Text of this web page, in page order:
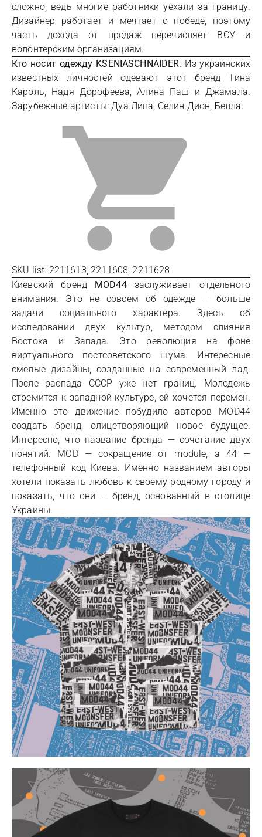
сложно, ведь многие работники уехали за границу.
Дизайнер работает и мечтает о победе, поэтому
часть дохода от продаж перечисляет ВСУ и
волонтерским организациям.
Кто носит одежду KSENIASCHNAIDER. Из украинских
известных личностей одевают этот бренд Тина
Кароль, Надя Дорофеева, Алина Паш и Джамала.
Зарубежные артисты: Дуа Липа, Селин Дион, Белла.
SKU list: 2211613, 2211608, 2211628
Киевский бренд MOD44 заслуживает отдельного
внимания. Это не совсем об одежде — больше
задачи социального характера. Здесь об
исследовании двух культур, методом слияния
Востока и Запада. Это революция на фоне
виртуального постсоветского шума. Интересные
смелые дизайны, созданные на современный лад.
После распада СССР уже нет границ. Молодежь
стремится к западной культуре, ей хочется перемен.
Именно это движение побудило авторов MOD44
создать бренд, олицетворяющий новое будущее.
Интересно, что название бренда — сочетание двух
понятий. MOD — сокращение от module, а 44 —
телефонный код Киева. Именно названием авторы
хотели показать любовь к своему родному городу и
показать, что они — бренд, основанный в столице
Украины.